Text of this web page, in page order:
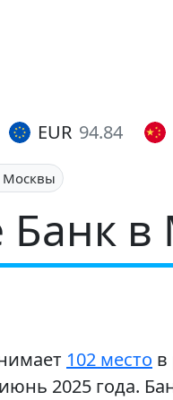
EUR 94.84
Москвы
в
102 место в
2025 года.